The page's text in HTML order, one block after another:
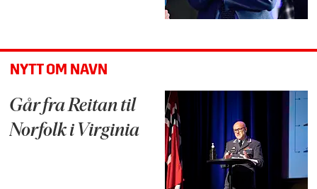
NYTT OM NAVN
Går fra Reitan til
Norfolk i Virginia